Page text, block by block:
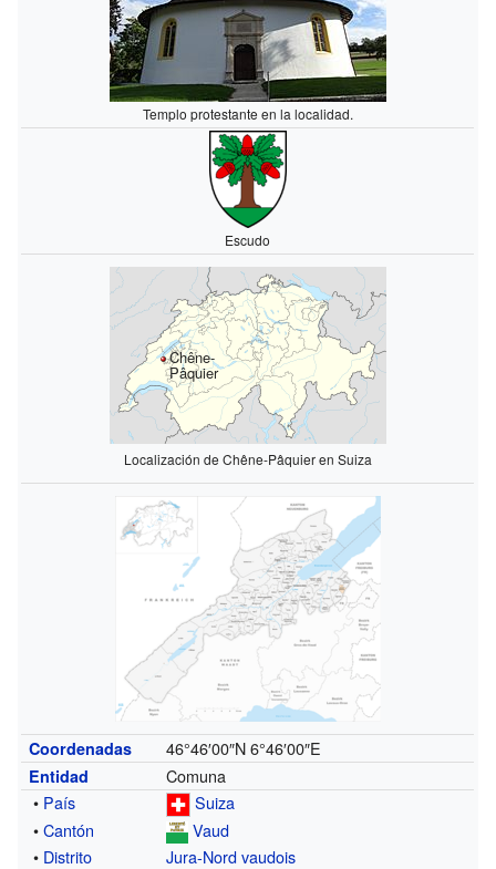
Templo protestante en la localidad.
Escudo
Chêne-
Pâquier
Localización de Chêne-Pâquier en Suiza
Coordenadas 46°46′00″N 6°46′00″E
Entidad
Comuna
• País
Suiza
•Cantón
Vaud
• Distrito Jura-Nord vaudois